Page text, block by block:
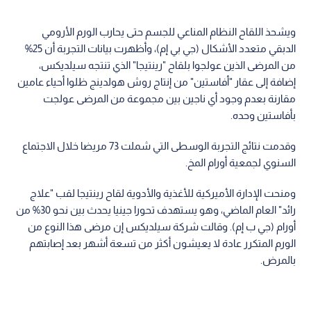
ويشحذ اللقاح النظام المناعي للجسم حتى يحارب الورم الأرومي
الدبقي متعدد الأشكال (جي بي إم)، وأظهرت بيانات التجربة أن 25%
من المرضى الذين عولجوا بلقاح "رينتيجا" الذي تنتجه سيلديكس،
إضافة إلى عقار "أفاستين" من إنتاج روش هولدينج ظلوا أحياء عامين
مقارنة بعدم وجود أي ناجين بين مجموعة من المرضى عولجت
بأفاستين وحده.
وقدمت نتائج التجربة الوسطى التي شملت 73 مريضا خلال الاجتماع
السنوي لجمعية أورام المخ.
ومنحت الإدارة الأميركية للأغذية والأدوية لقاح رينتيجا لقب "علاج
رائد" العام الماضي، وهو يستهدف تحورا جينيا يحدث بين نحو 30% من
أورام (جي ب إم). وقالت شركة سيلديكس إن مرضى هذا النوع من
الورم المتكرر عادة لا يعيشون أكثر من تسعة أشهر بعد إصابتهم
بالمرض.